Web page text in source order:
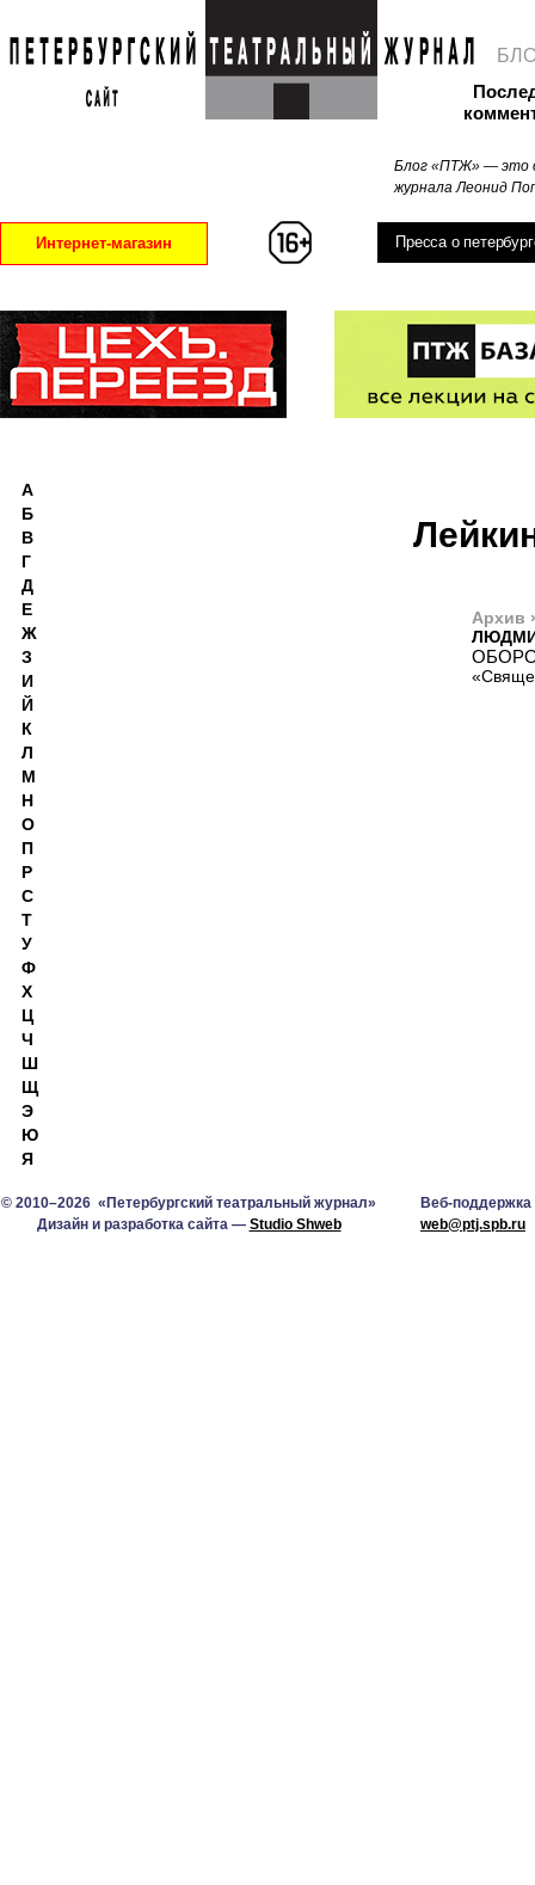
Блог «ПТЖ» — это
журнала Леонид
Интернет-магазин Пресса о
Архив
А
Б
В
Г
Д
Е
Ж
З
И
Й
К
Л
М
Н
О
П
Р
С
Т
У
Ф
Х
Ц
Ч
Ш
Щ
Э
Ю
Я
© 2010–2026 «Петербургский театральный журнал»
Дизайн и разработка сайта — Studio Shweb
Веб-поддержка
web@ptj.spb.ru